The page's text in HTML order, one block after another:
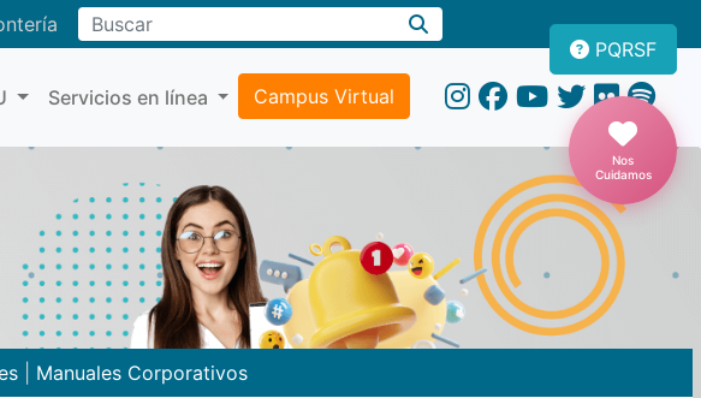
Buscar
Servicios en línea Campus Virtual
PQRSF
Nos
Cuidamos
Manuales Corporativos